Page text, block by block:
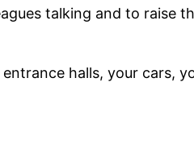
talking and to raise
halls, your cars,